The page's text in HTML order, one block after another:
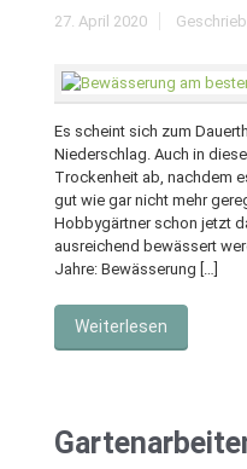
27. April 2020
Es scheint sich zum
Niederschlag. Auch in
Trockenheit ab, nachdem
gut wie gar nicht mehr
Hobbygärtner schon jetzt
ausreichend bewässert
Jahre: Bewässerung […]
Weiterlesen